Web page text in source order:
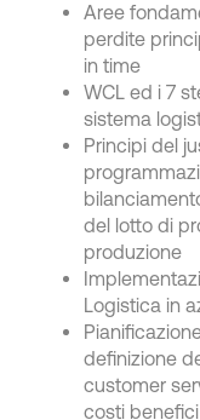
Aree
perdite
in time
WCL ed i 7
sistema
Principi del
del lotto di
produzione
Logistica in
definizione
customer
costi benefici